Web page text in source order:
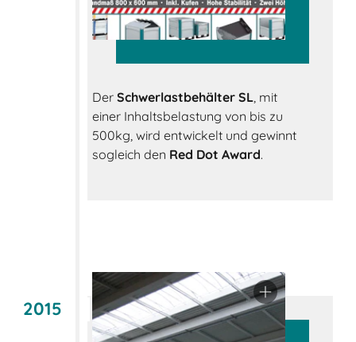
DerSchwerlastbehälter SL , mit
einer Inhaltsbelastung von bis zu
500kg, wird entwickelt und gewinnt
sogleich den Red Dot Award.
2015